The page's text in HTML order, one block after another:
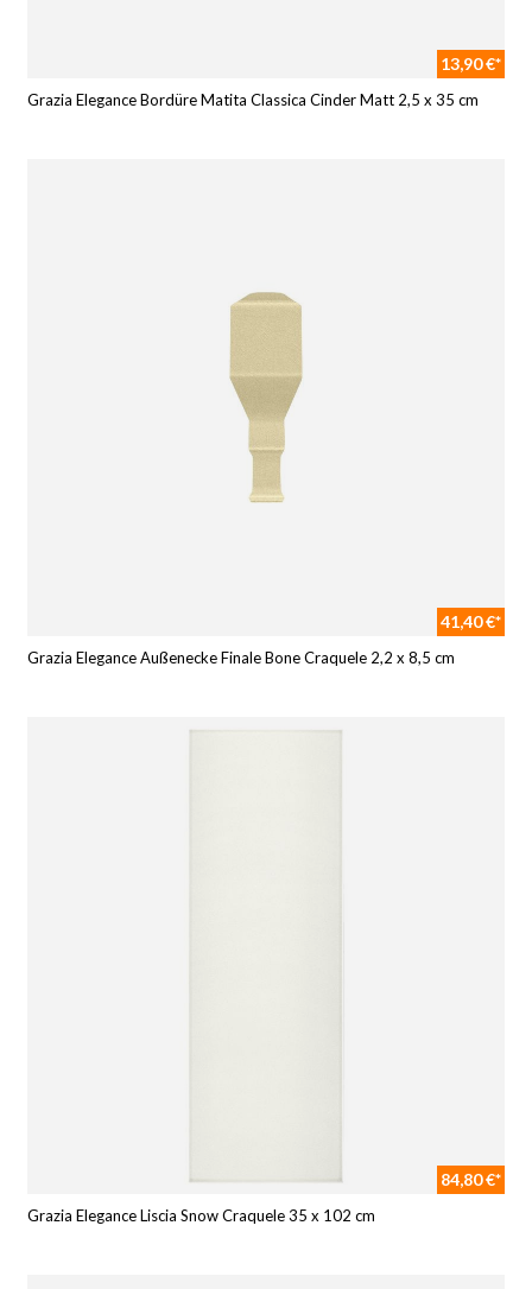
13,90 €*
Grazia Elegance Bordüre Matita Classica Cinder Matt 2,5 x 35 cm
41,40 €*
Grazia Elegance Außenecke Finale Bone Craquele 2,2 x 8,5 cm
84,80 €*
Grazia Elegance Liscia Snow Craquele 35 x 102 cm